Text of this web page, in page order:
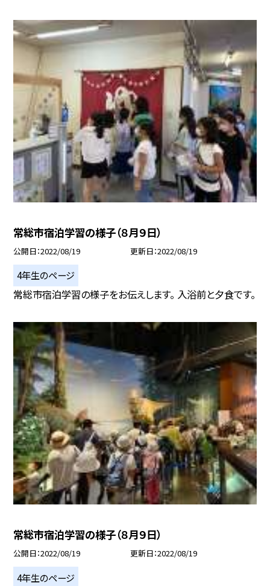
常総市宿泊学習の様子（８月９日）
公開日 2022/08/19 更新日 2022/08/19
4年生のページ
常総市宿泊学習の様子をお伝えします。 入浴前と夕食です。
常総市宿泊学習の様子（８月９日）
公開日 2022/08/19 更新日 2022/08/19
4年生のページ